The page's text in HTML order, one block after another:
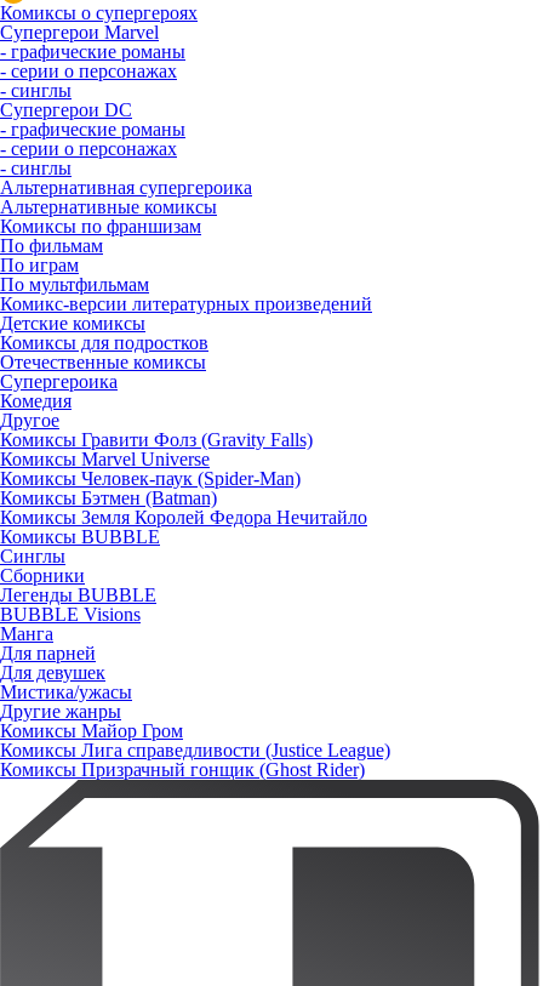
Комиксы о супергероях
Супергерои Marvel
- графические романы
- серии о персонажах
- синглы
Супергерои DC
- графические романы
- серии о персонажах
- синглы
Альтернативная супергероика
Альтернативные комиксы
Комиксы по франшизам
По фильмам
По играм
По мультфильмам
Комикс-версии литературных произведений
Детские комиксы
Комиксы для подростков
Отечественные комиксы
Супергероика
Комедия
Другое
Комиксы Гравити Фолз (Gravity Falls)
Комиксы Marvel Universe
Комиксы Человек-паук (Spider-Man)
Комиксы Бэтмен (Batman)
Комиксы Земля Королей Федора Нечитайло
Комиксы BUBBLE
Синглы
Сборники
Легенды BUBBLE
BUBBLE Visions
Манга
Для парней
Для девушек
Мистика/ужасы
Другие жанры
Комиксы Майор Гром
Комиксы Лига справедливости (Justice League)
Комиксы Призрачный гонщик (Ghost Rider)